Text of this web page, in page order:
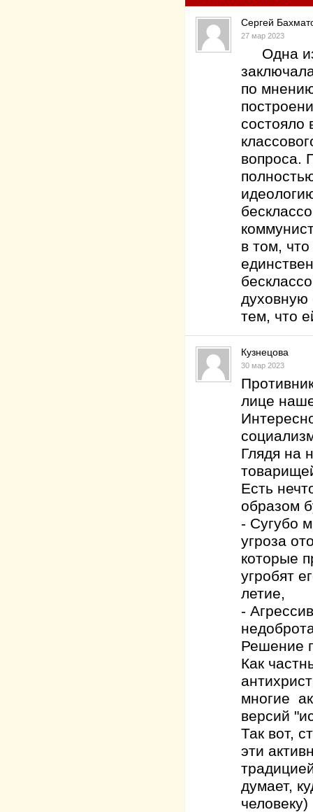
Сергей
27 мар 2023
Одна из
по
состояло
вопроса.
в том,
духовную
тем, что
Кузнецова
30 мар 2023
лице
Глядя на
Есть
образом
- Сугубо
угроза
которые
угробят
летие,
-
Решение
Как
многие
версий
Так вот,
эти
думает,